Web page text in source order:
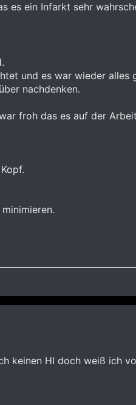
ein Infarkt sehr
und es war wieder alles
nachdenken.
froh das es auf der
keinen HI doch weiß ich